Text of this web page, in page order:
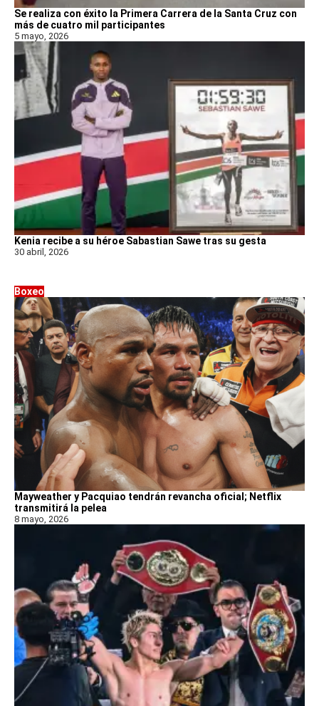
Se realiza con éxito la Primera Carrera de la Santa Cruz con
más de cuatro mil participantes
5 mayo, 2026
Kenia recibe a su héroe Sabastian Sawe tras su gesta
30 abril, 2026
Boxeo
Mayweather y Pacquiao tendrán revancha oficial; Netflix
transmitirá la pelea
8 mayo, 2026